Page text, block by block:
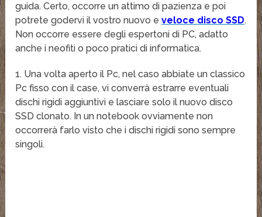
guida. Certo, occorre un attimo di pazienza e poi
potrete godervi il vostro nuovo eveloce disco SSD.
Non occorre essere degli espertoni di PC, adatto
anche i neofiti o poco pratici di informatica.
1. Una volta aperto il Pc, nel caso abbiate un classico
Pc fisso con il case, vi converrà estrarre eventuali
dischi rigidi aggiuntivi e lasciare solo il nuovo disco
SSD clonato. In un notebook ovviamente non
occorrerà farlo visto che i dischi rigidi sono sempre
singoli.